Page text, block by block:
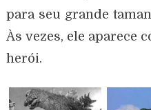
para seu grande
Às vezes, ele aparece
herói.